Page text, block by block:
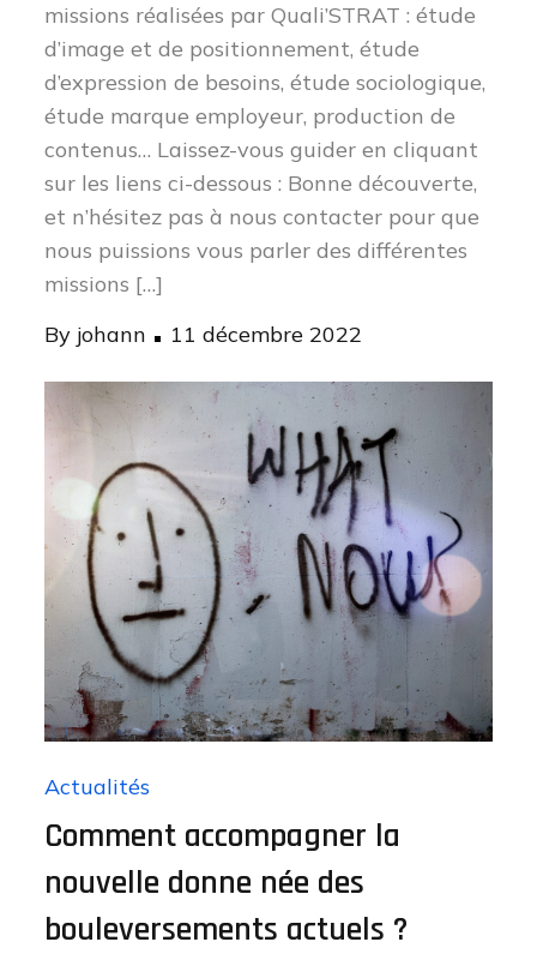
missions réalisées par Quali’STRAT : étude
d’image et de positionnement, étude
d’expression de besoins, étude sociologique,
étude marque employeur, production de
contenus… Laissez-vous guider en cliquant
sur les liens ci-dessous : Bonne découverte,
et n’hésitez pas à nous contacter pour que
nous puissions vous parler des différentes
missions […]
By johann
Posted
11 décembre 2022
Actualités
Comment accompagner la
nouvelle donne née des
bouleversements actuels ?